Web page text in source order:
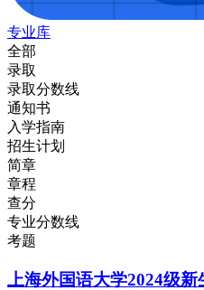
专业库
全部
录取
录取分数线
通知书
入学指南
招生计划
简章
章程
查分
专业分数线
考题
上海外国语大学2024级新